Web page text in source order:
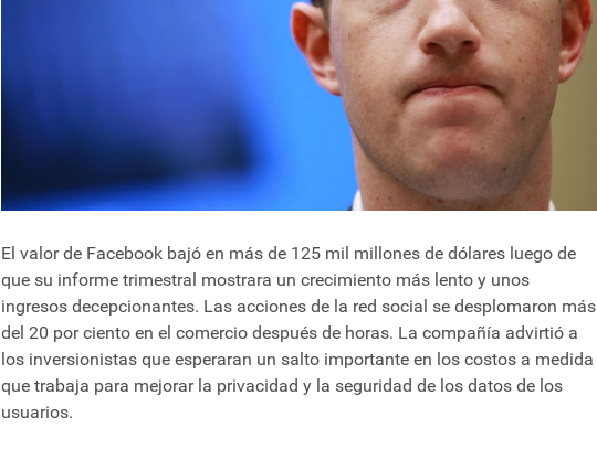
El valor de Facebook bajó en más de 125 mil millones de dólares luego de
que su informe trimestral mostrara un crecimiento más lento y unos
ingresos decepcionantes. Las acciones de la red social se desplomaron más
del 20 por ciento en el comercio después de horas. La compañía advirtió a
los inversionistas que esperaran un salto importante en los costos a medida
que trabaja para mejorar la privacidad y la seguridad de los datos de los
usuarios.